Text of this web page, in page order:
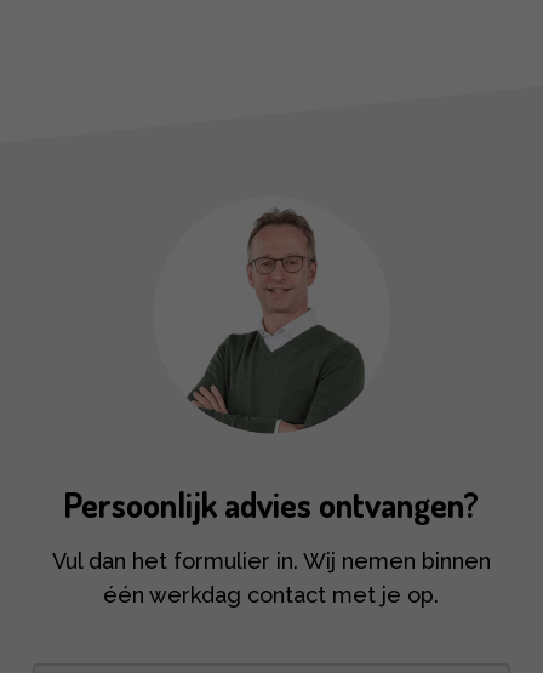
Persoonlijk advies ontvangen?
Vul dan het formulier in. Wij nemen binnen
één werkdag contact met je op.